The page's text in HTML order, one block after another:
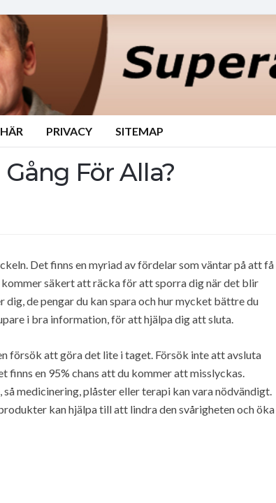
PRIVACY SITEMAP
För Alla?
Det finns en myriad av fördelar som väntar på att få
kommer säkert att räcka för att sporra dig när det blir
dig, de pengar du kan spara och hur mycket bättre du
i bra information, för att hjälpa dig att sluta.
försök att göra det lite i taget. Försök inte att avsluta
en 95% chans att du kommer att misslyckas.
medicinering, plåster eller terapi kan vara nödvändigt.
kan hjälpa till att lindra den svårigheten och öka